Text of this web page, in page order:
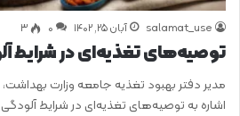
salamat_use آبان ۲۵, ۱۴۰۲ 0 ۳
توصیه‌های تغذیه‌ای در شرایط
مدیر دفتر بهبود تغذیه جامعه وزارت
اشاره به توصیه‌های تغذیه‌ای در شرایط